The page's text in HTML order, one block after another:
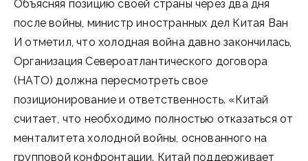
Объясняя позицию своей страны через два дня
после войны, министр иностранных дел Китая Ван
И отметил, что холодная война давно закончилась,
Организация Североатлантического договора
(НАТО) должна пересмотреть свое
позиционирование и ответственность. «Китай
считает, что необходимо полностью отказаться от
менталитета холодной войны, основанного на
групповой конфронтации. Китай поддерживает